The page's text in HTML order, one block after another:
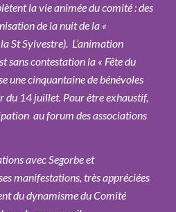
la vie animée du comité : des
de la nuit de la «
St Sylvestre). L’animation
sans contestation la « Fête du
une cinquantaine de bénévoles
du 14 juillet. Pour être exhaustif,
au forum des associations
avec Segorbe et
manifestations, très appréciées
du dynamisme du Comité